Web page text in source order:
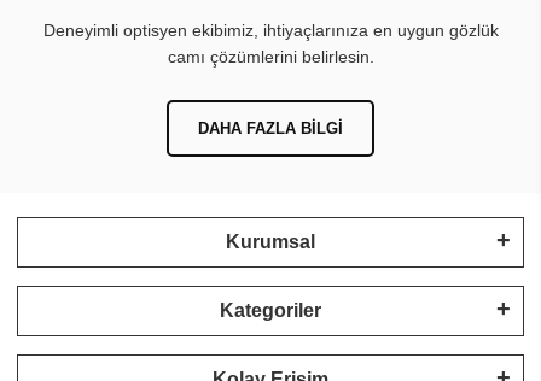
Deneyimli optisyen ekibimiz, ihtiyaçlarınıza en uygun gözlük
camı çözümlerini belirlesin.
DAHA FAZLA BILGI
Kurumsal
Kategoriler